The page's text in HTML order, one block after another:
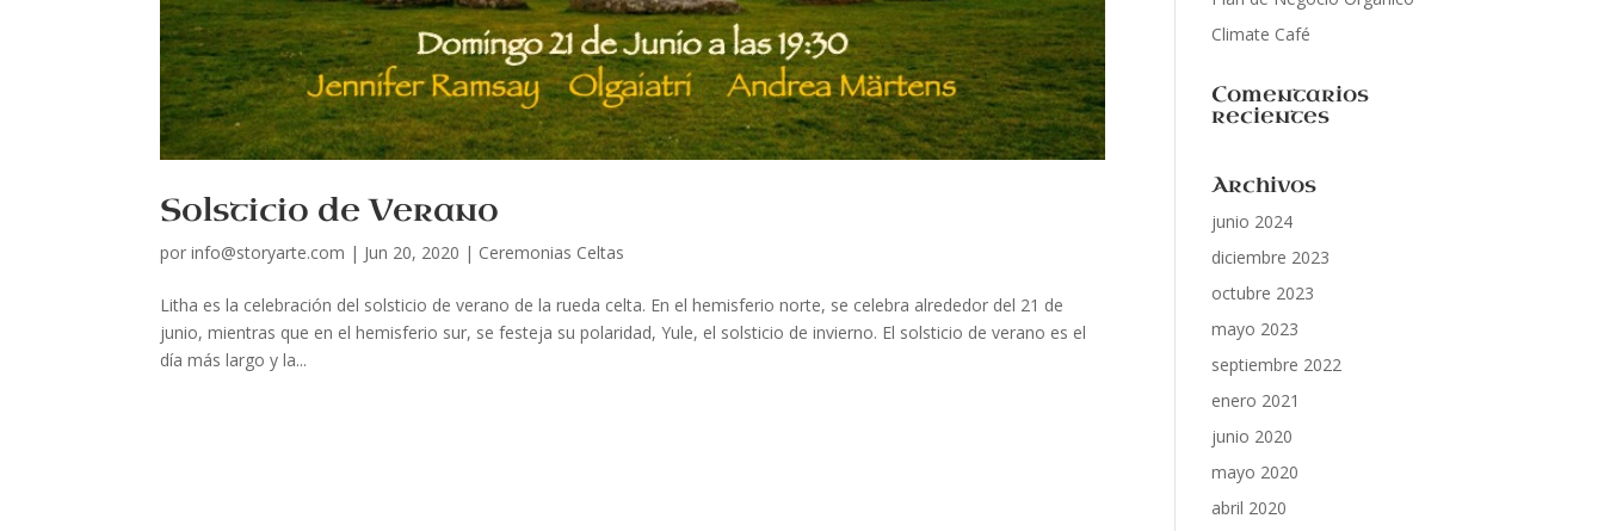
Solsticio de Verano
porinfo@storyarte.com | Jun 20, 2020 | Ceremonias Celtas
Litha es la celebración del solsticio de verano de la rueda celta. En el hemisferio norte, se celebra alrededor del 21 de
junio, mientras que en el hemisferio sur, se festeja su polaridad, Yule, el solsticio de invierno. El solsticio de verano es el
día más largo y la...
Climate Café
Comentarios
recientes
Archivos
junio 2024
diciembre 2023
octubre 2023
mayo 2023
septiembre 2022
enero 2021
junio 2020
mayo 2020
abril 2020